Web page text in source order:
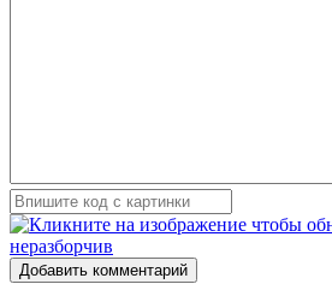
Добавить комментарий